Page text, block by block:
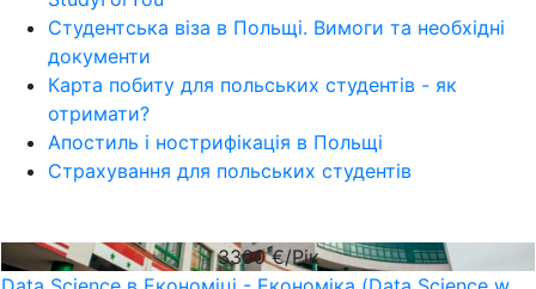
Студентська віза в Польщі. Вимоги та необхідні
документи
Карта побиту для польських студентів - як
отримати?
Апостиль і нострифікація в Польщі
Страхування для польських студентів
3300€/Рік